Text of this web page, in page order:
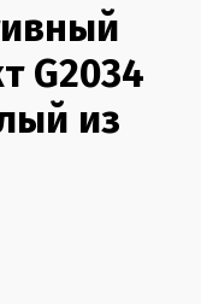
G2034
из